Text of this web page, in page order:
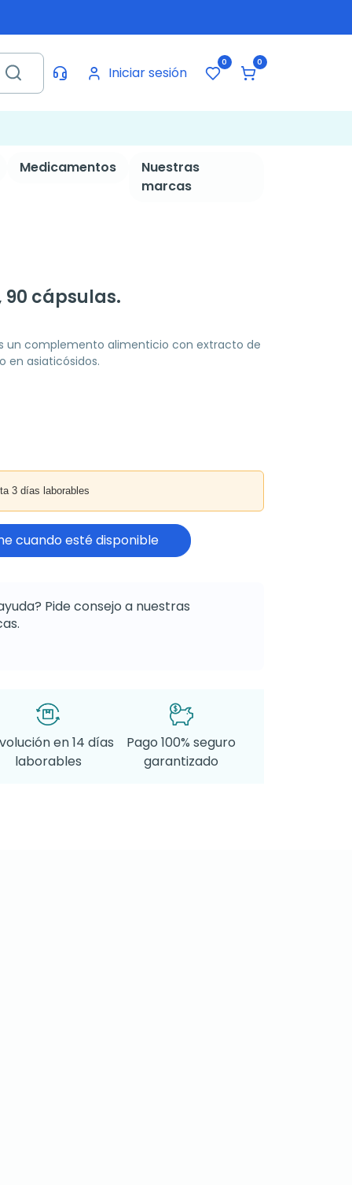
Iniciar sesión
0 0
Medicamentos
Nuestras
marcas
90 cápsulas.
un complemento alimenticio con extracto de
en asiaticósidos.
3 días laborables
cuando esté disponible
Pide consejo a nuestras
en 14 días
laborables
Pago 100% seguro
garantizado